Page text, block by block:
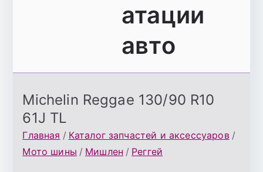
атации
авто
Michelin Reggae 130/90 R10
61J TL
Главная
Каталог запчастей и аксессуаров
Мото шины
Мишлен Реггей